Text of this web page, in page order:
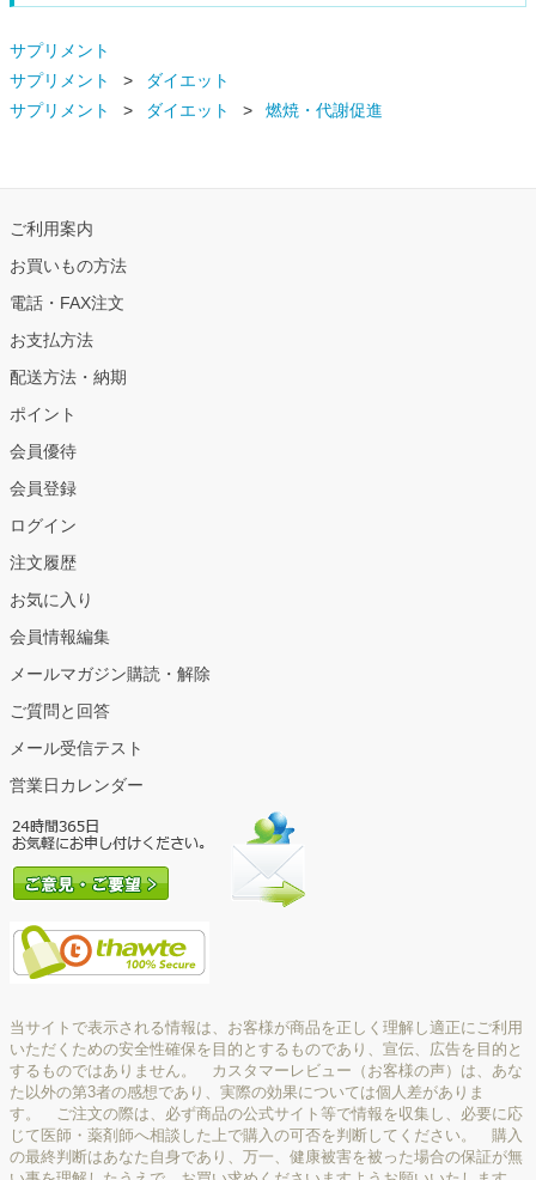
サプリメント
サプリメント
ダイエット
サプリメント
ダイエット 燃焼・代謝促進
ご利用案内
お買いもの方法
電話・FAX注文
お支払方法
配送方法・納期
ポイント
会員優待
会員登録
ログイン
注文履歴
お気に入り
会員情報編集
メールマガジン購読・解除
ご質問と回答
メール受信テスト
営業日カレンダー
当サイトで表示される情報は、お客様が商品を正しく理解し適正にご利用
いただくための安全性確保を目的とするものであり、宣伝、広告を目的と
するものではありません。 カスタマーレビュー（お客様の声）は、あな
た以外の第3者の感想であり、実際の効果については個人差がありま
す。 ご注文の際は、必ず商品の公式サイト等で情報を収集し、必要に応
じて医師・薬剤師へ相談した上で購入の可否を判断してください。 購入
の最終判断はあなた自身であり、万一、健康被害を被った場合の保証が無